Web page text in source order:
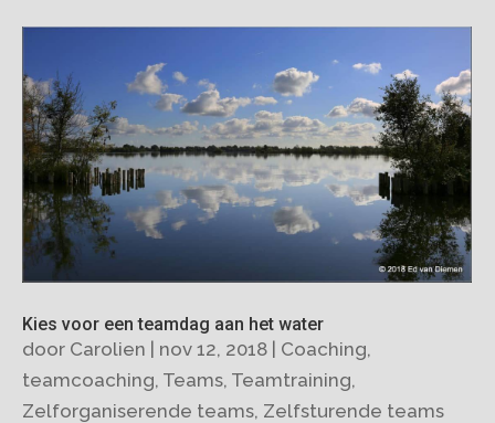
Kies voor een teamdag aan het water
door Carolien | nov 12, 2018 | Coaching,
teamcoaching, Teams, Teamtraining,
Zelforganiserende teams, Zelfsturende teams